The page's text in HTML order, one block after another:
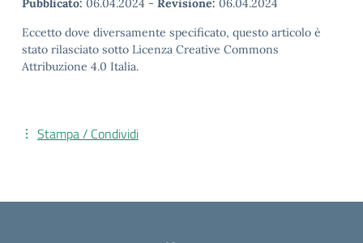
Pubblicato: 06.04.2024 - Revisione: 06.04.2024
Eccetto dove diversamente specificato, questo articolo è
stato rilasciato sotto Licenza Creative Commons
Attribuzione 4.0 Italia.
Stampa / Condividi